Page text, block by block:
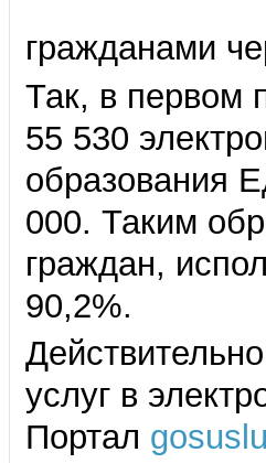
гражданами
Так, в первом
55 530
образования
000. Таким
граждан,
90,2%.
услуг в
Портал